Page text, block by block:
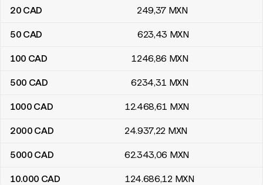
20 CAD 249,37 MXN
50 CAD 623,43 MXN
100 CAD 1246,86 MXN
500 CAD 6234,31 MXN
1000 CAD 12.468,61 MXN
2000 CAD 24.937,22 MXN
5000 CAD 62.343,06 MXN
10.000 CAD 124.686,12 MXN